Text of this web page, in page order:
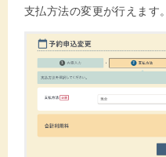
支払方法の変更が行えます。